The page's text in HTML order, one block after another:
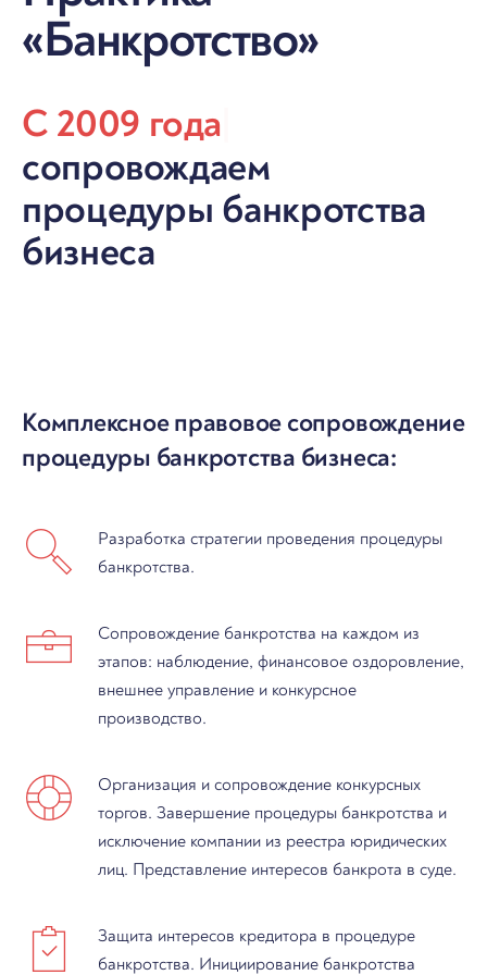
«Банкротство»
С 2009 года
сопровождаем
процедуры банкротства
бизнеса
Комплексное правовое сопровождение
процедуры банкротства бизнеса:
Разработка стратегии проведения процедуры
банкротства.
Сопровождение банкротства на каждом из
этапов: наблюдение, финансовое оздоровление,
внешнее управление и конкурсное
производство.
Организация и сопровождение конкурсных
торгов. Завершение процедуры банкротства и
исключение компании из реестра юридических
лиц. Представление интересов банкрота в суде.
Защита интересов кредитора в процедуре
банкротства. Инициирование банкротства